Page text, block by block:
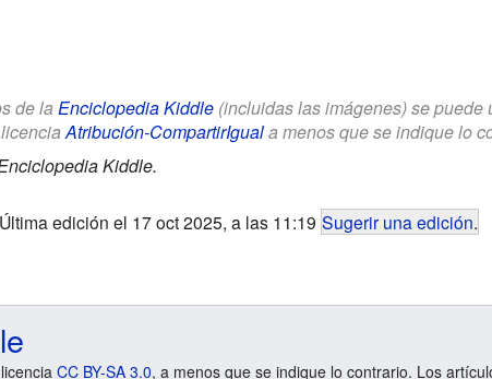
de la Enciclopedia Kiddle(incluidas las imágenes) se puede
Atribución-CompartirIguala menos que se indique lo
Kiddle.
Última edición el 17 oct 2025, a las 11:19 Sugerir una edición.
CC BY-SA 3.0, a menos que se indique lo contrario. Los